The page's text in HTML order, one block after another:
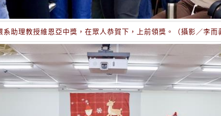
系助理教授維恩亞中獎，在眾人恭賀下，上前領獎。（攝影／李而